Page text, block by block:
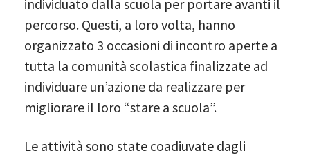
individuato dalla scuola per portare avanti il
percorso. Questi, a loro volta, hanno
organizzato 3 occasioni di incontro aperte a
tutta la comunità scolastica finalizzate ad
individuare un’azione da realizzare per
migliorare il loro “stare a scuola”.
Le attività sono state coadiuvate dagli